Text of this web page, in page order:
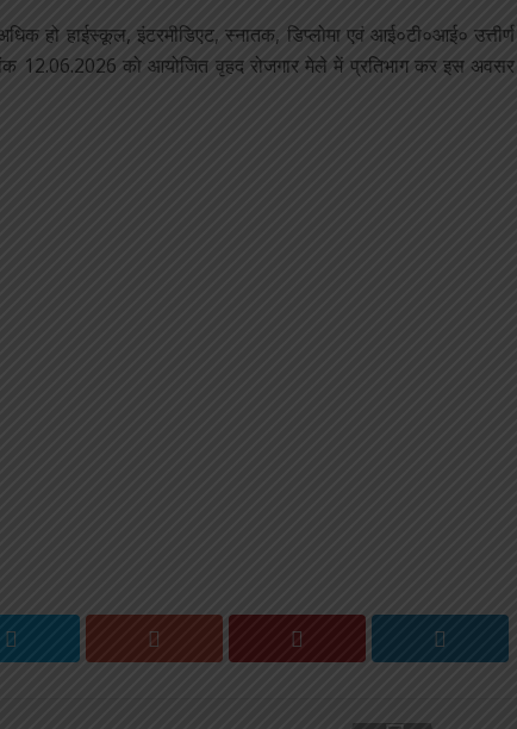
हो हाईस्कूल, इंटरमीडिएट, स्नातक, डिप्लोमा एवं आई०टी०आई० उत्तीर्ण
12.06.2026 को आयोजित वृहद रोजगार मेले में प्रतिभाग कर इस अवसर